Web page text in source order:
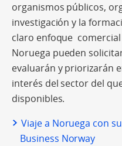
organismos públicos,
investigación y la
claro enfoque
Noruega pueden
evaluarán y priorizarán
interés del sector del
disponibles.
Viaje a Noruega con
Business Norway